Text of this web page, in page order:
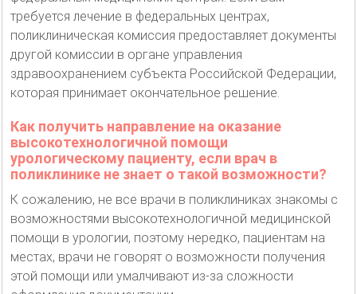
требуется лечение в федеральных центрах,
поликлиническая комиссия предоставляет документы
другой комиссии в органе управления
здравоохранением субъекта Российской Федерации,
которая принимает окончательное решение.
Как получить направление на оказание
высокотехнологичной помощи
урологическому пациенту, если врач в
поликлинике не знает о такой возможности?
К сожалению, не все врачи в поликлиниках знакомы с
возможностями высокотехнологичной медицинской
помощи в урологии, поэтому нередко, пациентам на
местах, врачи не говорят о возможности получения
этой помощи или умалчивают из-за сложности